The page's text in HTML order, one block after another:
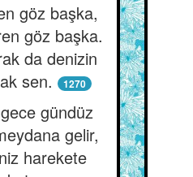
göz başka,
göz başka.
da denizin
sen.
1270
gündüz
gelir,
harekete